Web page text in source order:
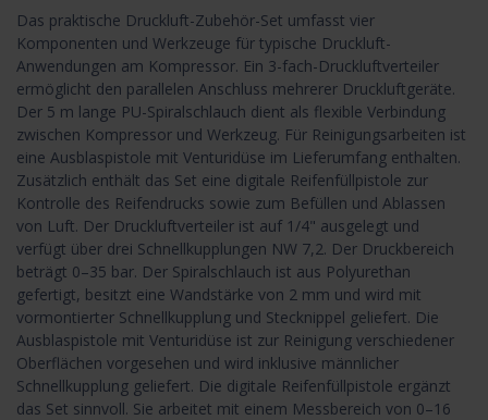
Das praktische Druckluft-Zubehör-Set umfasst vier
Komponenten und Werkzeuge für typische Druckluft-
Anwendungen am Kompressor. Ein 3-fach-Druckluftverteiler
ermöglicht den parallelen Anschluss mehrerer Druckluftgeräte.
Der 5 m lange PU-Spiralschlauch dient als flexible Verbindung
zwischen Kompressor und Werkzeug. Für Reinigungsarbeiten ist
eine Ausblaspistole mit Venturidüse im Lieferumfang enthalten.
Zusätzlich enthält das Set eine digitale Reifenfüllpistole zur
Kontrolle des Reifendrucks sowie zum Befüllen und Ablassen
von Luft. Der Druckluftverteiler ist auf 1/4" ausgelegt und
verfügt über drei Schnellkupplungen NW 7,2. Der Druckbereich
beträgt 0–35 bar. Der Spiralschlauch ist aus Polyurethan
gefertigt, besitzt eine Wandstärke von 2 mm und wird mit
vormontierter Schnellkupplung und Stecknippel geliefert. Die
Ausblaspistole mit Venturidüse ist zur Reinigung verschiedener
Oberflächen vorgesehen und wird inklusive männlicher
Schnellkupplung geliefert. Die digitale Reifenfüllpistole ergänzt
das Set sinnvoll. Sie arbeitet mit einem Messbereich von 0–16